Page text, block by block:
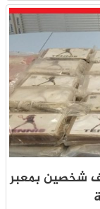
شخصين بمعبر